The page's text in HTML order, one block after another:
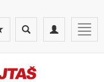
Toggle
navigation
Toggle
search